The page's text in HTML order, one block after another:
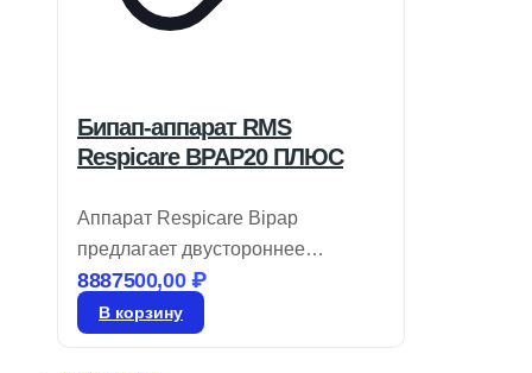
Бипап-аппарат RMS
Respicare BPAP20 ПЛЮС
Аппарат Respicare Bipap
предлагает двустороннее
терапевтическое давление с
минимальным уровнем шума. Он
8887500,00₽
В корзину